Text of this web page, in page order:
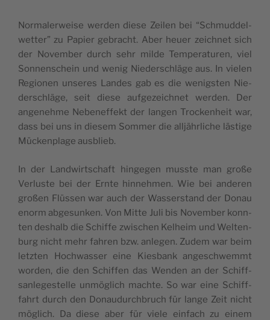
Nor­ma­ler­wei­se wer­den die­se Zei­len bei “Sch­mud­del­
wet­ter” zu Papier gebra­cht. Aber heuer zeich­net sich
der Novem­ber durch sehr mil­de Tem­pe­ra­tu­ren, viel
Son­nen­schein und wenig Nie­der­schlä­ge aus. In vie­len
Regio­nen unse­res Lan­des gab es die wenig­sten Nie­
der­schlä­ge, seit die­se auf­ge­zeich­net wer­den. Der
ange­neh­me Nebe­nef­fekt der lan­gen Troc­ken­heit war,
dass bei uns in die­sem Som­mer die alljähr­li­che lästi­ge
Müc­ken­pla­ge ausblieb.
In der Land­wir­ts­chaft hin­ge­gen mus­ste man große
Ver­lu­ste bei der Ern­te hin­neh­men. Wie bei ande­ren
großen Flüs­sen war auch der Was­ser­stand der Donau
enorm abge­sun­ken. Von Mit­te Juli bis Novem­ber konn­
ten deshalb die Schif­fe zwi­schen Kelheim und Welt­en­
burg nicht mehr fah­ren bzw. anle­gen. Zudem war beim
letz­ten Hoch­was­ser eine Kie­sbank ange­sch­wemmt
wor­den, die den Schif­fen das Wen­den an der Schiff­
san­le­ge­stel­le unmö­glich mach­te. So war eine Schiff­
fahrt durch den Donau­durch­bruch für lan­ge Zeit nicht
möglich. Da die­se aber für vie­le ein­fach zu einem